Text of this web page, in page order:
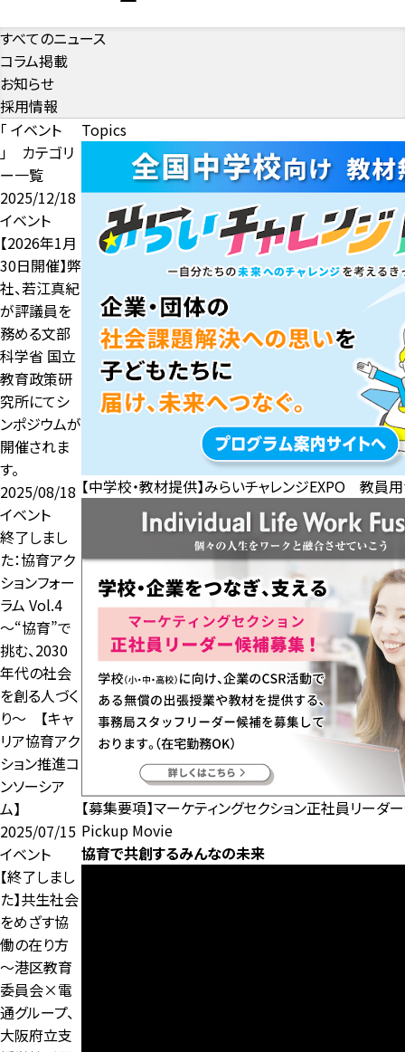
すべてのニュース
コラム掲載
お知らせ
採用情報
「 イベント
」 カテゴリ
ー一覧
2025/12/18
イベント
【2026年1月
30日開催】弊
社、若江真紀
が評議員を
務める文部
科学省 国立
教育政策研
究所にてシ
ンポジウムが
開催されま
す。
2025/08/18
イベント
終了しまし
た：協育アク
ションフォー
ラム Vol.4
～“協育”で
挑む、2030
年代の社会
を創る人づく
り～ 【キャ
リア協育アク
ション推進コ
ンソーシア
ム】
2025/07/15
イベント
【終了しまし
た】共生社会
をめざす協
働の在り方
～港区教育
委員会×電
通グループ、
大阪府立支
Topics
【中学校・教材提供】みらいチャレンジEXPO 教員
【募集要項】マーケティングセクション正社員リーダ
Pickup Movie
協育で共創するみんなの未来